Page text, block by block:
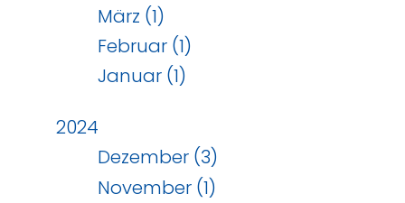
März (1)
Februar (1)
Januar (1)
2024
Dezember (3)
November (1)